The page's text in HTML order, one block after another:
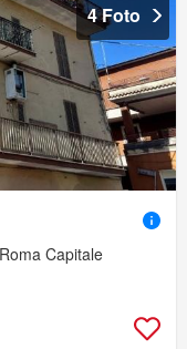
4 Foto
Capitale